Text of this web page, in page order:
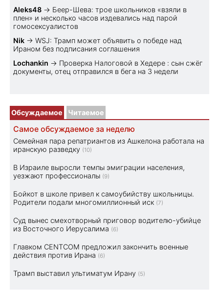
Aleks48 → Беер-Шева: трое школьников «взяли в
плен» и несколько часов издевались над парой
гомосексуалистов
Nik → WSJ: Трамп может объявить о победе над
Ираном без подписания соглашения
Lochankin → Проверка Налоговой в Хедере : сын сжёг
документы, отец отправился в бега на 3 недели
Обсуждаемое Читаемое
Самое обсуждаемое за неделю
Семейная пара репатриантов из Ашкелона работала на
иранскую разведку (10)
В Израиле выросли темпы эмиграции населения,
уезжают профессионалы (9)
Бойкот в школе привел к самоубийству школьницы.
Родители подали многомиллионный иск (7)
Суд вынес смехотворный приговор водителю-убийце
из Восточного Иерусалима (6)
Главком CENTCOM предложил закончить военные
действия против Ирана (6)
Трамп выставил ультиматум Ирану (5)